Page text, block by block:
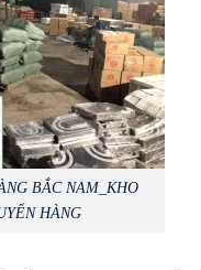
BẮC NAM_KHO
HÀNG